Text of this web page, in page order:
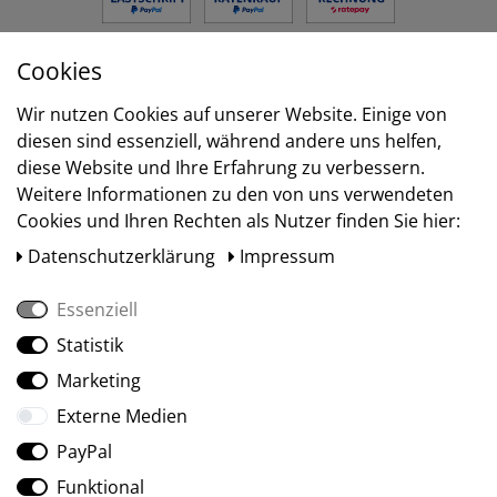
Versand
Social Media
Cookies
Wir nutzen Cookies auf unserer Website. Einige von
diesen sind essenziell, während andere uns helfen,
diese Website und Ihre Erfahrung zu verbessern.
Weitere Informationen zu den von uns verwendeten
Cookies und Ihren Rechten als Nutzer finden Sie hier:
Daten­schutz­erklärung
Impressum
Essenziell
Statistik
Marketing
Externe Medien
PayPal
Funktional